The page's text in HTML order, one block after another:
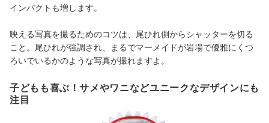
インパクトも増します。
映える写真を撮るためのコツは、尾ひれ側からシャッターを切る
こと。尾ひれが強調され、まるでマーメイドが岩場で優雅にくつ
ろいでいるかのような写真が撮れますよ。
子どもも喜ぶ！サメやワニなどユニークなデザインにも
注目